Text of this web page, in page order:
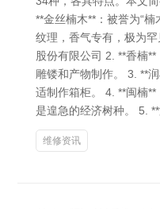
**金丝楠木**：被誉为“
纹理，香气专有，极为
股份有限公司 2. **香楠
雕镂和产物制作。 3. **
适制作箱柜。 4. **闽楠**
是遑急的经济树种。 5.
维修资讯